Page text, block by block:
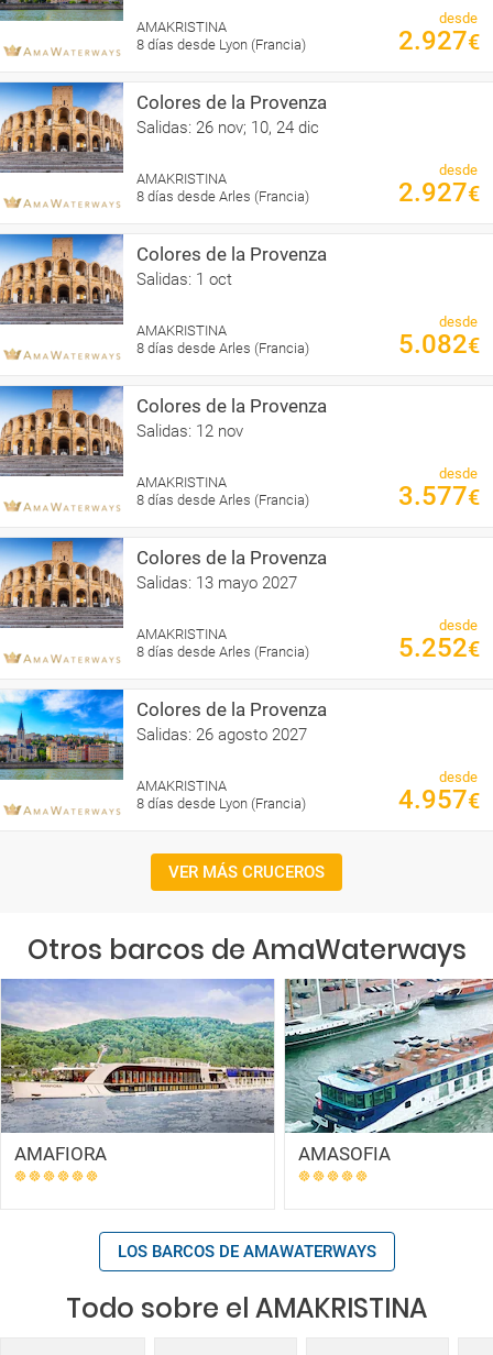
AMAKRISTINA
8 días desde Lyon (Francia)
desde
2.927€
Colores de la Provenza
Salidas: 26 nov; 10, 24 dic
AMAKRISTINA
8 días desde Arles (Francia)
desde
2.927€
Colores de la Provenza
Salidas: 1 oct
AMAKRISTINA
8 días desde Arles (Francia)
desde
5.082€
Colores de la Provenza
Salidas: 12 nov
AMAKRISTINA
8 días desde Arles (Francia)
desde
3.577€
Colores de la Provenza
Salidas: 13 mayo 2027
AMAKRISTINA
8 días desde Arles (Francia)
desde
5.252€
Colores de la Provenza
Salidas: 26 agosto 2027
AMAKRISTINA
8 días desde Lyon (Francia)
desde
4.957€
VER MÁS CRUCEROS
Otros barcos de AmaWaterways
AMAFIORA AMASOFIA
LOS BARCOS DE AMAWATERWAYS
Todo sobre el AMAKRISTINA